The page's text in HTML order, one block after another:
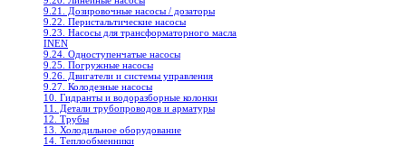
9.21. Дозировочные насосы / дозаторы
9.22. Перистальтические насосы
9.23. Насосы для трансформаторного масла
INEN
9.24. Одноступенчатые насосы
9.25. Погружные насосы
9.26. Двигатели и системы управления
9.27. Колодезные насосы
10. Гидранты и водоразборные колонки
11. Детали трубопроводов и арматуры
12. Трубы
13. Холодильное oборудование
14. Теплообменники